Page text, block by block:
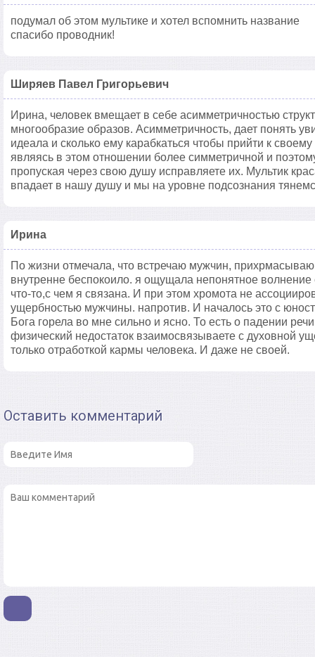
подумал об этом мультике и хотел вспомнить название
спасибо проводник!
Ширяев Павел Григорьевич
Ирина, человек вмещает в себе асимметричностью
многообразие образов. Асимметричность, дает понять
идеала и сколько ему карабкаться чтобы прийти к
являясь в этом отношении более симметричной и
пропуская через свою душу исправляете их. Мультик
впадает в нашу душу и мы на уровне подсознания
Ирина
По жизни отмечала, что встречаю мужчин,
внутренне беспокоило. я ощущала непонятное волнение
что-то,с чем я связана. И при этом хромота не
ущербностью мужчины. напротив. И началось это с
Бога горела во мне сильно и ясно. То есть о падении
физический недостаток взаимосвязываете с духовной
только отработкой кармы человека. И даже не своей.
Оставить комментарий